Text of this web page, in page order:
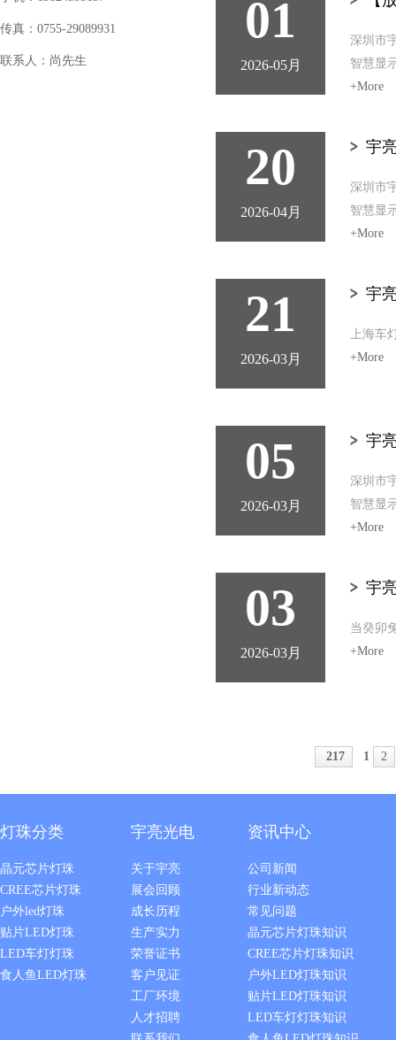
传真：0755-29089931
联系人：尚先生
01
2026-05月
深圳市
智慧显
+More
20
2026-04月
宇
深圳市
智慧显
+More
21
2026-03月
宇
上海车
+More
05
2026-03月
宇
深圳市
智慧显
+More
03
2026-03月
宇
当癸卯
+More
217 1 2
灯珠分类
晶元芯片灯珠
CREE芯片灯珠
户外led灯珠
贴片LED灯珠
LED车灯灯珠
食人鱼LED灯珠
宇亮光电
关于宇亮
展会回顾
成长历程
生产实力
荣誉证书
客户见证
工厂环境
人才招聘
资讯中心
公司新闻
行业新动态
常见问题
晶元芯片灯珠知识
CREE芯片灯珠知识
户外LED灯珠知识
贴片LED灯珠知识
LED车灯灯珠知识